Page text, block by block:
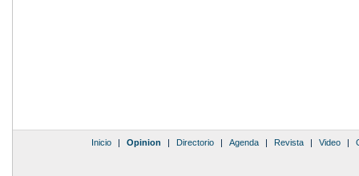
Inicio | Opinion | Directorio | Agenda | Revista | Video |